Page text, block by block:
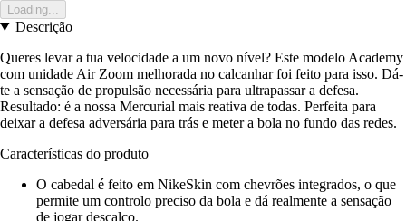
Loading...
Descrição
Queres levar a tua velocidade a um novo nível? Este modelo Academy
com unidade Air Zoom melhorada no calcanhar foi feito para isso. Dá-
te a sensação de propulsão necessária para ultrapassar a defesa.
Resultado: é a nossa Mercurial mais reativa de todas. Perfeita para
deixar a defesa adversária para trás e meter a bola no fundo das redes.
Características do produto
O cabedal é feito em NikeSkin com chevrões integrados, o que
permite um controlo preciso da bola e dá realmente a sensação
de jogar descalço.